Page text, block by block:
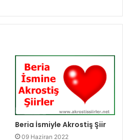
Beria İsmiyle Akrostiş Şiir
09 Haziran 2022